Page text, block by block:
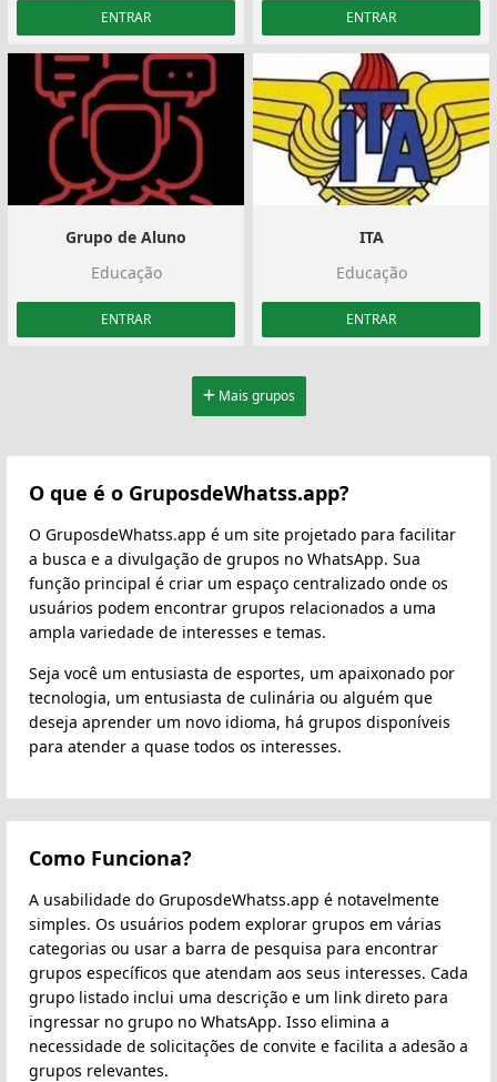
ENTRAR ENTRAR
Grupo de Aluno
Educação
ENTRAR
ITA
Educação
ENTRAR
Mais grupos
O que é o GruposdeWhatss.app?
O GruposdeWhatss.app é um site projetado para facilitar
a busca e a divulgação de grupos no WhatsApp. Sua
função principal é criar um espaço centralizado onde os
usuários podem encontrar grupos relacionados a uma
ampla variedade de interesses e temas.
Seja você um entusiasta de esportes, um apaixonado por
tecnologia, um entusiasta de culinária ou alguém que
deseja aprender um novo idioma, há grupos disponíveis
para atender a quase todos os interesses.
Como Funciona?
A usabilidade do GruposdeWhatss.app é notavelmente
simples. Os usuários podem explorar grupos em várias
categorias ou usar a barra de pesquisa para encontrar
grupos específicos que atendam aos seus interesses. Cada
grupo listado inclui uma descrição e um link direto para
ingressar no grupo no WhatsApp. Isso elimina a
necessidade de solicitações de convite e facilita a adesão a
grupos relevantes.